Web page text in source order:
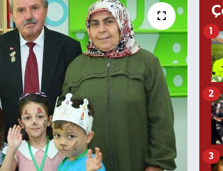
1
2
3